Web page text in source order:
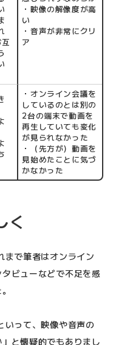
・映像の解像度が高
い
・音声が非常にクリ
ア
・オンライン会議を
しているのとは別の
2台の端末で動画を
再生していても変化
が見られなかった
・（先方が）動画を
見始めたことに気づ
かなかった
く
まで筆者はオンライン
ビューなどで不足を感
いって、映像や音声の
と懐疑的でもありまし